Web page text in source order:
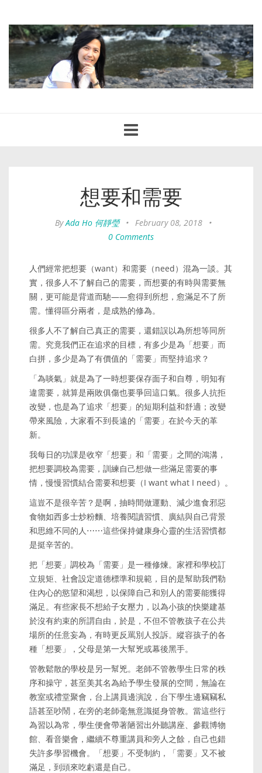
navigation
想要和需要
ByAda Ho 何靜瑩 • February 08, 2018
•
0 Comments
人們經常把想要（want）和需要（need）混為一談。其
實，很多人不了解自己的需要，而想要的有時與需要無
關，更可能是背道而馳——愈得到所想，愈滿足不了所
需。懂得區分兩者，是成熟的修為。
很多人不了解自己真正的需要，還錯誤以為所想等同所
需。究竟我們正在追求的目標，有多少是為「想要」而
白拼，多少是為了有價值的「需要」而堅持追求？
「為啖氣」就是為了一時想要保存面子和自尊，明知有
違需要，就算是兩敗俱傷也要爭回這口氣。很多人抗拒
改變，也是為了追求「想要」的短期利益和舒適；改變
帶來風險，大家看不到長遠的「需要」在於今天的革
新。
我每日的功課是收窄「想要」和「需要」之間的鴻溝，
把想要調校為需要，訓練自己想做一些滿足需要的事
情，慢慢習慣結合需要和想要（I want what I need）。
這豈不是很辛苦？是啊，抽時間做運動、減少進食邪惡
食物如西多士炒粉麵、培養閱讀習慣、廣結與自己背景
和思維不同的人⋯⋯這些保持健康身心靈的生活習慣都
是挺辛苦的。
把「想要」調校為「需要」是一種修煉。家裡和學校訂
立規矩、社會設定道德標準和規範，目的是幫助我們勒
住內心的慾望和渴想，以保障自己和別人的需要能獲得
滿足。有些家長不想給子女壓力，以為小孩的快樂建基
於沒有約束的所謂自由，於是，不但不管教孩子在公共
場所的任意妄為，有時更反罵別人投訴。縱容孩子的各
種「想要」，父母是第一大幫兇或幕後黑手。
管教鬆散的學校是另一幫兇。老師不管教學生日常的秩
序和操守，甚至美其名為給予學生發展的空間，無論在
教室或禮堂聚會，台上講員邊演說，台下學生邊竊竊私
語甚至吵鬧，在旁的老師毫無意識挺身管教。當這些行
為習以為常，學生便會帶著陋習出外聽講座、參觀博物
館、看音樂會，繼續不尊重講員和旁人之餘，自己也錯
失許多學習機會。「想要」不受制約，「需要」又不被
滿足，到頭來吃虧還是自己。